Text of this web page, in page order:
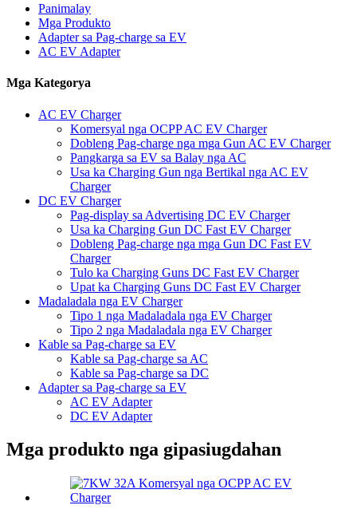
Panimalay
Mga Produkto
Adapter sa Pag-charge sa EV
AC EV Adapter
Mga Kategorya
AC EV Charger
Komersyal nga OCPP AC EV Charger
Dobleng Pag-charge nga mga Gun AC EV Charger
Pangkarga sa EV sa Balay nga AC
Usa ka Charging Gun nga Bertikal nga AC EV
Charger
DC EV Charger
Pag-display sa Advertising DC EV Charger
Usa ka Charging Gun DC Fast EV Charger
Dobleng Pag-charge nga mga Gun DC Fast EV
Charger
Tulo ka Charging Guns DC Fast EV Charger
Upat ka Charging Guns DC Fast EV Charger
Madaladala nga EV Charger
Tipo 1 nga Madaladala nga EV Charger
Tipo 2 nga Madaladala nga EV Charger
Kable sa Pag-charge sa EV
Kable sa Pag-charge sa AC
Kable sa Pag-charge sa DC
Adapter sa Pag-charge sa EV
AC EV Adapter
DC EV Adapter
Mga produkto nga gipasiugdahan